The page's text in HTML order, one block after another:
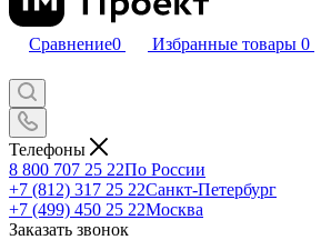
Сравнение0 Избранные товары 0
Телефоны
8 800 707 25 22По России
+7 (812) 317 25 22Санкт-Петербург
+7 (499) 450 25 22Москва
Заказать звонок